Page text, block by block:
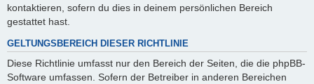
kontaktieren, sofern du dies in deinem persönlichen Bereich
gestattet hast.
GELTUNGSBEREICH DIESER RICHTLINIE
Diese Richtlinie umfasst nur den Bereich der Seiten, die die phpBB-
Software umfassen. Sofern der Betreiber in anderen Bereichen